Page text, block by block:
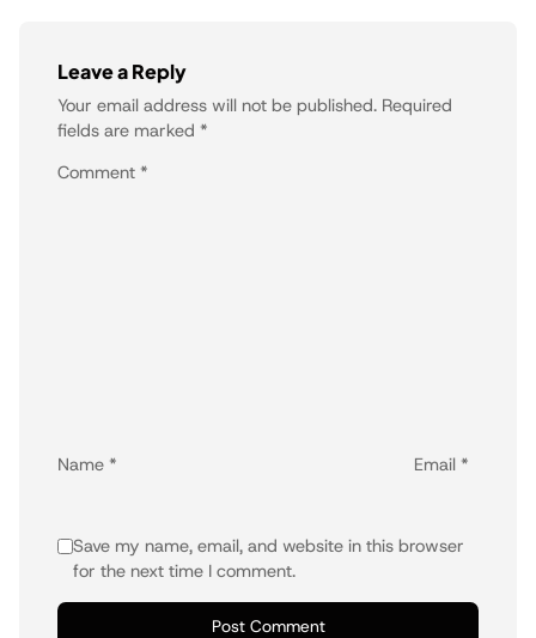
Leave a Reply
Your email address will not be published. Required
fields are marked *
Comment *
Name * Email *
Save my name, email, and website in this browser
for the next time I comment.